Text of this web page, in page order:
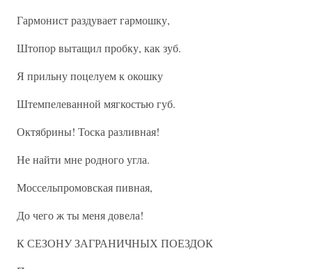
Гармонист раздувает гармошку,
Штопор вытащил пробку, как зуб.
Я прильну поцелуем к окошку
Штемпелеванной мягкостью губ.
Октябрины! Тоска разливная!
Не найти мне родного угла.
Моссельпромовская пивная,
До чего ж ты меня довела!
К СЕЗОНУ ЗАГРАНИЧНЫХ ПОЕЗДОК